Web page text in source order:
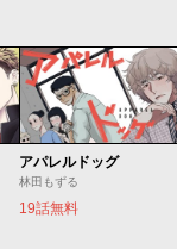
アパレルドッグ
林田もずる
19話無料